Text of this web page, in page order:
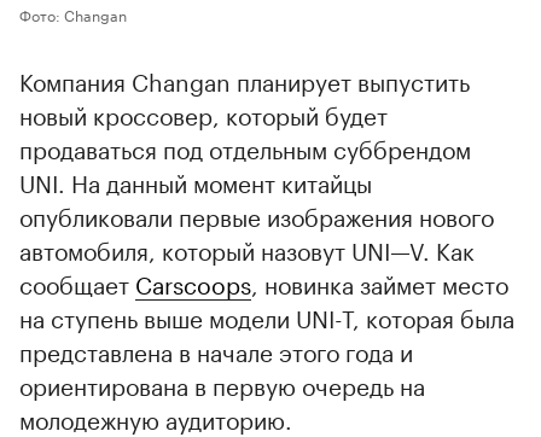
Фото: Changan
Компания Changan планирует выпустить
новый кроссовер, который будет
продаваться под отдельным суббрендом
UNI. На данный момент китайцы
опубликовали первые изображения нового
автомобиля, который назовут UNI—V. Как
сообщает Carscoops , новинка займет место
на ступень выше модели UNI-T, которая была
представлена в начале этого года и
ориентирована в первую очередь на
молодежную аудиторию.